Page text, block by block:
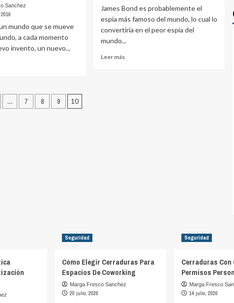
Sanchez
mundo que se mueve
a cada momento
invento, un nuevo...
James Bond es probablemente el
espía más famoso del mundo, lo cual lo
convertiría en el peor espía del
mundo...
Leer másLeer
… 7 8 9 10
Seguridad
Cómo Elegir Cerraduras Para
Espacios De Coworking
Marga Fresco Sanchez
20 julio, 2026
Seguridad
Cerraduras Con
Permisos
Marga Fresco
14 julio, 2026